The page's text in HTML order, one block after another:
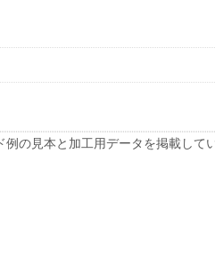
の見本と加工用データを掲載して